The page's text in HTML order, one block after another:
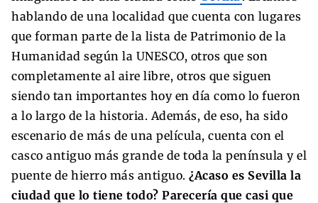
hablando de una localidad que cuenta con lugares
que forman parte de la lista de Patrimonio de la
Humanidad según la UNESCO, otros que son
completamente al aire libre, otros que siguen
siendo tan importantes hoy en día como lo fueron
a lo largo de la historia. Además, de eso, ha sido
escenario de más de una película, cuenta con el
casco antiguo más grande de toda la península y el
puente de hierro más antiguo. ¿Acaso es Sevilla la
ciudad que lo tiene todo? Parecería que casi que